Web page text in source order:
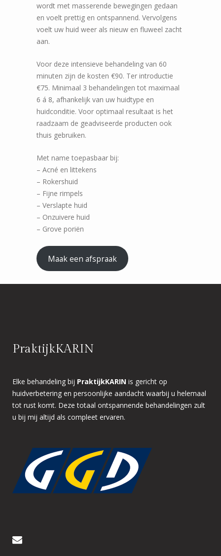
wordt met masserende bewegingen gedaan
en voelt prettig en ontspannend. Vervolgens
voelt uw huid weer als nieuw en fluweel zacht
aan.
Voor deze intensieve behandeling van 60
minuten zijn de kosten €90. Ter introductie
€75. Minimaal 3 behandelingen tot maximaal
6 á 8, afhankelijk van uw huidtype en
huidconditie. Voor optimaal resultaat is het
raadzaam de geadviseerde producten ook
thuis gebruiken.
Met name toepasbaar bij:
– Acné en littekens
– Rokershuid
– Fijne rimpels
– Verslapte huid
– Onzuivere huid
– Grove poriën
Maak een afspraak
PraktijkKARIN
Elke behandeling bij PraktijkKARIN is gericht op
huidverbetering en persoonlijke aandacht waarbij u helemaal
tot rust komt. Deze totaal ontspannende behandelingen zult
u bij mij altijd als compleet ervaren.